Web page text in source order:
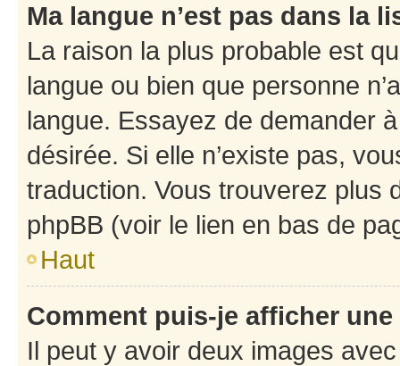
Ma langue n’est pas dans la
La raison la plus probable est
langue ou bien que personne
langue. Essayez de demander
désirée. Si elle n’existe pas,
traduction. Vous trouverez plus
phpBB (voir le lien en bas de
Haut
Comment puis-je afficher
Il peut y avoir deux images